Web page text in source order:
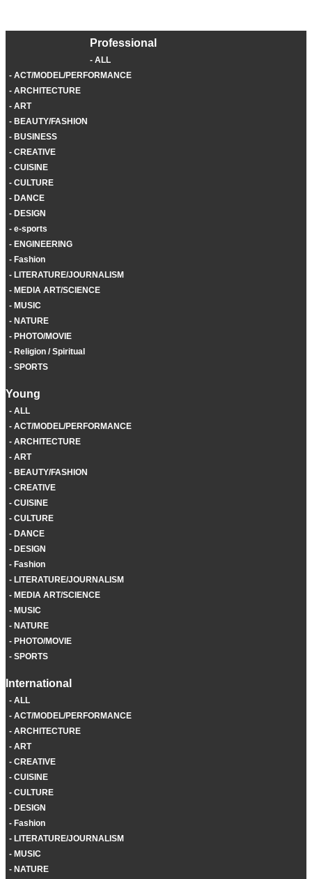
Professional
ALL
ACT/MODEL/PERFORMANCE
ARCHITECTURE
ART
BEAUTY/FASHION
BUSINESS
CREATIVE
CUISINE
CULTURE
DANCE
DESIGN
e-sports
ENGINEERING
Fashion
LITERATURE/JOURNALISM
MEDIA ART/SCIENCE
MUSIC
NATURE
PHOTO/MOVIE
Religion / Spiritual
SPORTS
Young
ALL
ACT/MODEL/PERFORMANCE
ARCHITECTURE
ART
BEAUTY/FASHION
CREATIVE
CUISINE
CULTURE
DANCE
DESIGN
Fashion
LITERATURE/JOURNALISM
MEDIA ART/SCIENCE
MUSIC
NATURE
PHOTO/MOVIE
SPORTS
International
ALL
ACT/MODEL/PERFORMANCE
ARCHITECTURE
ART
CREATIVE
CUISINE
CULTURE
DESIGN
Fashion
LITERATURE/JOURNALISM
MUSIC
NATURE